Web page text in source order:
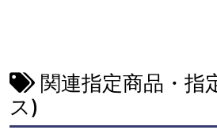
関連指定商品・指
ス)